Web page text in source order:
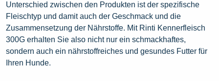
Unterschied zwischen den Produkten ist der spezifische
Fleischtyp und damit auch der Geschmack und die
Zusammensetzung der Nährstoffe. Mit Rinti Kennerfleisch
300G erhalten Sie also nicht nur ein schmackhaftes,
sondern auch ein nährstoffreiches und gesundes Futter für
Ihren Hunde.